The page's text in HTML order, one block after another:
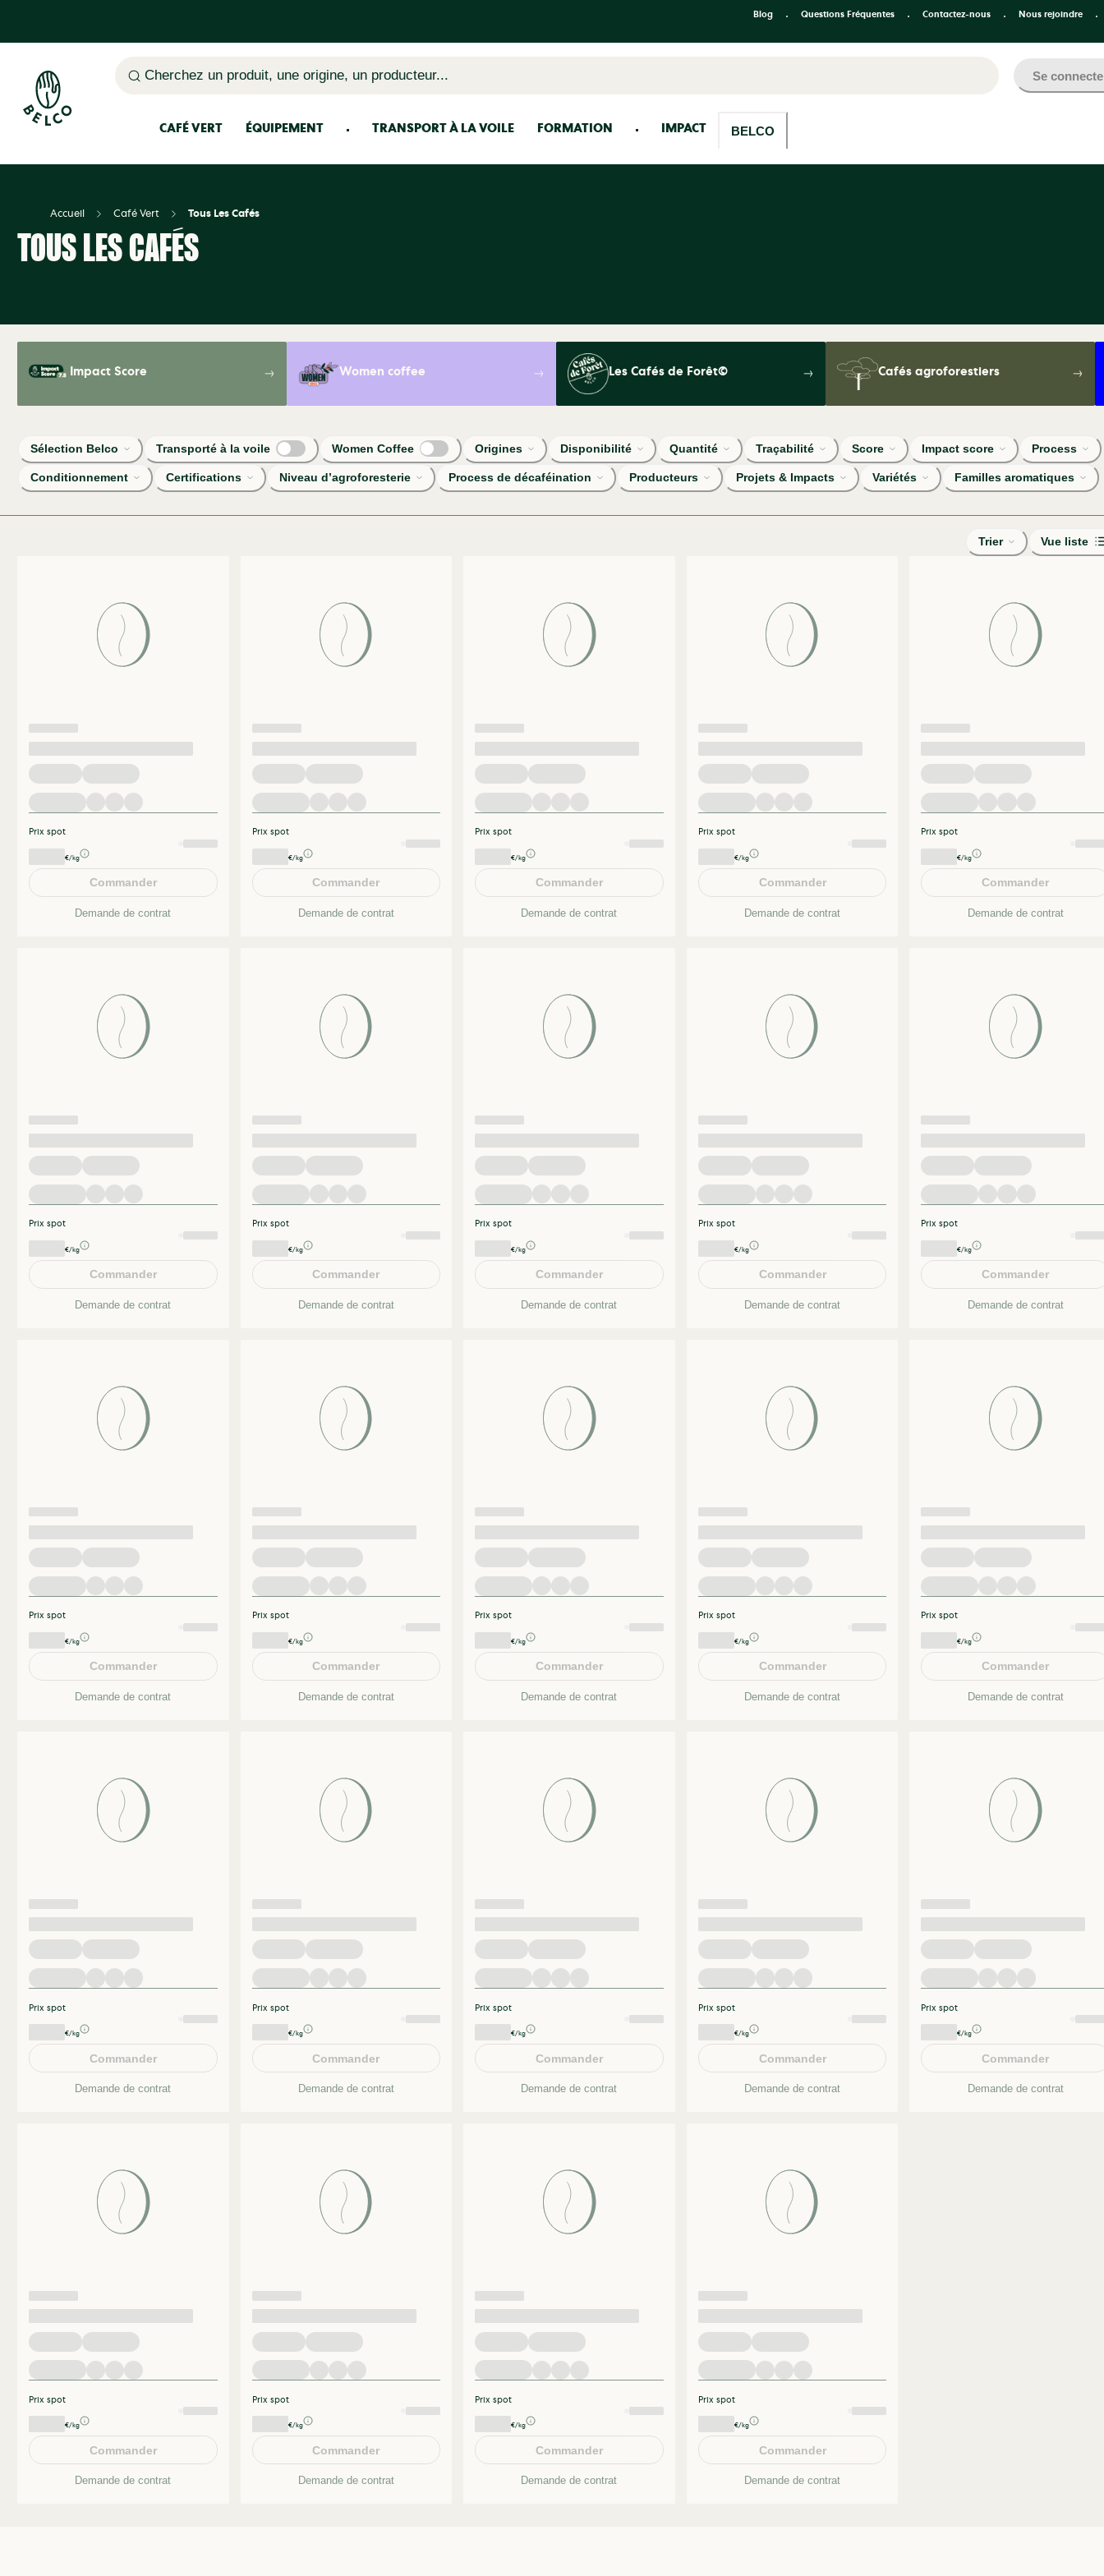
Blog Questions Fréquentes Contactez-nous Nous rejoindre
Cherchez un produit, une origine, un producteur...
CAFÉ VERT ÉQUIPEMENT TRANSPORT À LA VOILE FORMATION IMPACT BELCO
Se
Accueil Café Vert Tous Les Cafés
TOUS LES CAFÉS
Impact Score Women coffee Les Cafés de Forêt© Cafés agroforestiers
Sélection Belco Transporté à la voile Women Coffee Origines Disponibilité Quantité Traçabilité Score Impact score Process
Conditionnement Certifications Niveau d’agroforesterie Process de décaféination Producteurs Projets & Impacts Variétés Familles aromatiques
Trier Vue liste
Prix spot
€/kg
Commander
Demande de contrat
Prix spot
€/kg
Commander
Demande de contrat
Prix spot
€/kg
Commander
Demande de contrat
Prix spot
€/kg
Commander
Demande de contrat
Prix spot
€/kg
Commander
Demande de contrat
Prix spot
€/kg
Commander
Demande de contrat
Prix spot
€/kg
Commander
Demande de contrat
Prix spot
€/kg
Commander
Demande de contrat
Prix spot
€/kg
Commander
Demande de contrat
Prix spot
€/kg
Commander
Demande de contrat
Prix spot
€/kg
Commander
Demande de contrat
Prix spot
€/kg
Commander
Demande de contrat
Prix spot
€/kg
Commander
Demande de contrat
Prix spot
€/kg
Commander
Demande de contrat
Prix spot
€/kg
Commander
Demande de contrat
Prix spot
€/kg
Commander
Demande de contrat
Prix spot
€/kg
Commander
Demande de contrat
Prix spot
€/kg
Commander
Demande de contrat
Prix spot
€/kg
Commander
Demande de contrat
Prix spot
€/kg
Commander
Demande de contrat
Prix spot
€/kg
Commander
Demande de contrat
Prix spot
€/kg
Commander
Demande de contrat
Prix spot
€/kg
Commander
Demande de contrat
Prix spot
€/kg
Commander
Demande de contrat